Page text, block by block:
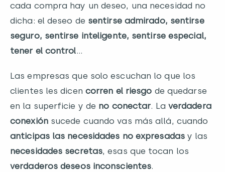
cada compra hay un deseo, una necesidad no
dicha: el deseo de sentirse admirado, sentirse
seguro, sentirse inteligente, sentirse especial,
tener el control…
Las empresas que solo escuchan lo que los
clientes les dicen corren el riesgo de quedarse
en la superficie y de no conectar. La verdadera
conexiónsucede cuando vas más allá, cuando
anticipas las necesidades no expresadasy las
necesidades secretas, esas que tocan los
verdaderos deseos inconscientes.